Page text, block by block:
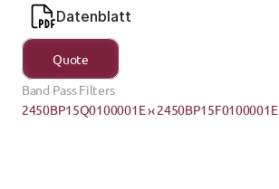
Datenblatt
Quote
Band Pass Filters
2450BP15Q0100001E ›‹ 2450BP15F0100001E